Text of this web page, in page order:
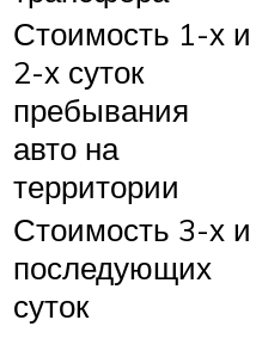
Стоимость 1-х и
2-х суток
пребывания
авто на
территории
Стоимость 3-х и
последующих
суток